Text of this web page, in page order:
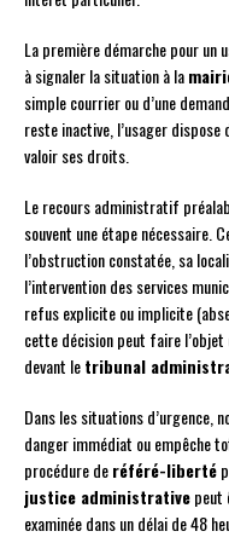
La première démarche pour un
à signaler la situation à la
simple courrier ou d’une
reste inactive, l’usager
valoir ses droits.
Le recours administratif
souvent une étape nécessaire.
l’obstruction constatée, sa
l’intervention des services
refus explicite ou implicite
cette décision peut faire l’objet
devant letribunal
Dans les situations d’urgence,
danger immédiat ou empêche
procédure deréféré-liberté
justice administrativepeut
examinée dans un délai de 48